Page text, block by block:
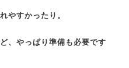
やすかったり。
、やっぱり準備も必要です